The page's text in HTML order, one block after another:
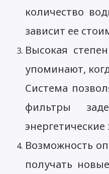
количество
зависит ее
Высокая
упоминают,
Система
фильтры
Возможность
получать